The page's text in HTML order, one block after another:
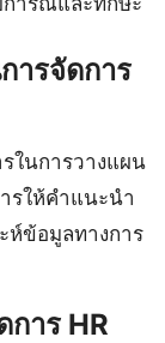
ารจัดการ
ในการวางแผน
รให้คำแนะนำ
ห์ข้อมูลทางการ
าร HR